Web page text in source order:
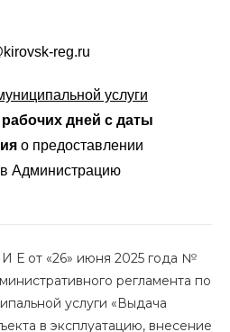
reg.ru
услуги
дней с даты
о предоставлении
Администрацию
от «26» июня 2025 года №
регламента по
услуги «Выдача
в эксплуатацию, внесение